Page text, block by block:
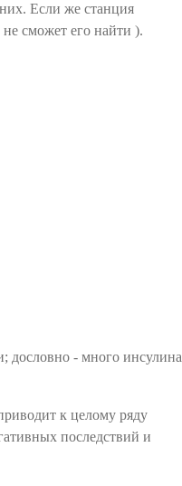
Если же станция
сможет его найти ).
дословно - много инсулина
к целому ряду
последствий и